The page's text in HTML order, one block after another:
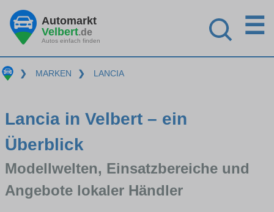
Automarkt
Velbert.de
Autos einfach finden
☰
❯ MARKEN ❯ LANCIA
Lancia in Velbert – ein
Überblick
Modellwelten, Einsatzbereiche und
Angebote lokaler Händler